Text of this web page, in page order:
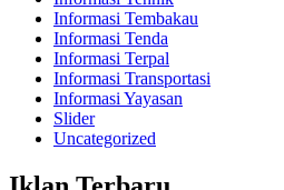
Informasi Tembakau
Informasi Tenda
Informasi Terpal
Informasi Transportasi
Informasi Yayasan
Slider
Uncategorized